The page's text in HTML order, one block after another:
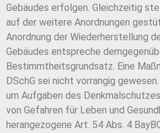
Gebäudes erfolgen. Gleichzeitig
auf der weitere Anordnungen
Anordnung der Wiederherstellung
Gebäudes entspreche
Bestimmtheitsgrundsatz. Eine
DSchG sei nicht vorrangig
um Aufgaben des
von Gefahren für Leben und
herangezogene Art. 54 Abs. 4